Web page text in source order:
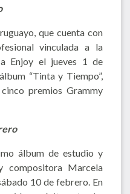
que cuenta con
vinculada a la
Enjoy el jueves 1 de
“Tinta y Tiempo”,
premios Grammy
álbum de estudio y
compositora Marcela
10 de febrero. En